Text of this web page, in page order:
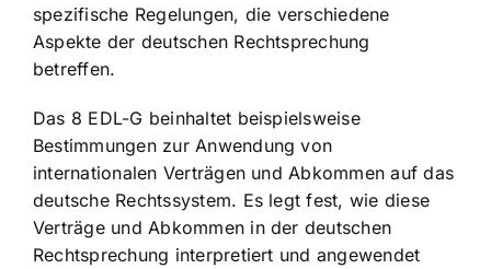
spezifische Regelungen, die verschiedene
Aspekte der deutschen Rechtsprechung
betreffen.
Das 8 EDL-G beinhaltet beispielsweise
Bestimmungen zurAnwendung von
internationalen Verträgen und Abkommen auf das
deutsche Rechtssystem. Es legt fest, wie diese
Verträge und Abkommen in der deutschen
Rechtsprechung interpretiert und angewendet